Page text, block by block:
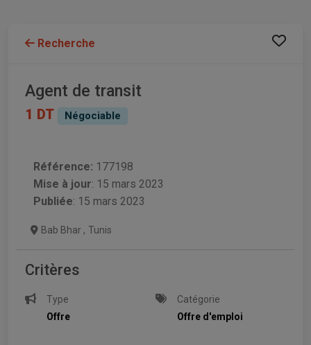
Recherche
Agent de transit
1 DT Négociable
Référence: 177198
Mise à jour: 15 mars 2023
Publiée: 15 mars 2023
Bab Bhar , Tunis
Critères
Type
Offre
Catégorie
Offre d'emploi